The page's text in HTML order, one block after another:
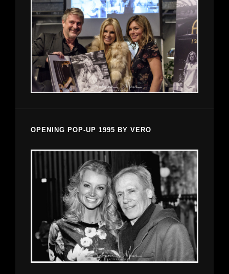
OPENING POP-UP 1995 BY VERO